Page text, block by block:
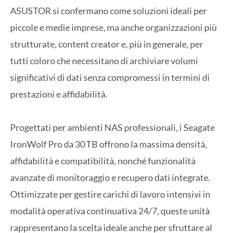
ASUSTOR si confermano come soluzioni ideali per
piccole e medie imprese, ma anche organizzazioni più
strutturate, content creator e, più in generale, per
tutti coloro che necessitano di archiviare volumi
significativi di dati senza compromessi in termini di
prestazioni e affidabilità.
Progettati per ambienti NAS professionali, i Seagate
IronWolf Pro da 30 TB offrono la massima densità,
affidabilità e compatibilità, nonché funzionalità
avanzate di monitoraggio e recupero dati integrate.
Ottimizzate per gestire carichi di lavoro intensivi in
modalità operativa continuativa 24/7, queste unità
rappresentano la scelta ideale anche per sfruttare al